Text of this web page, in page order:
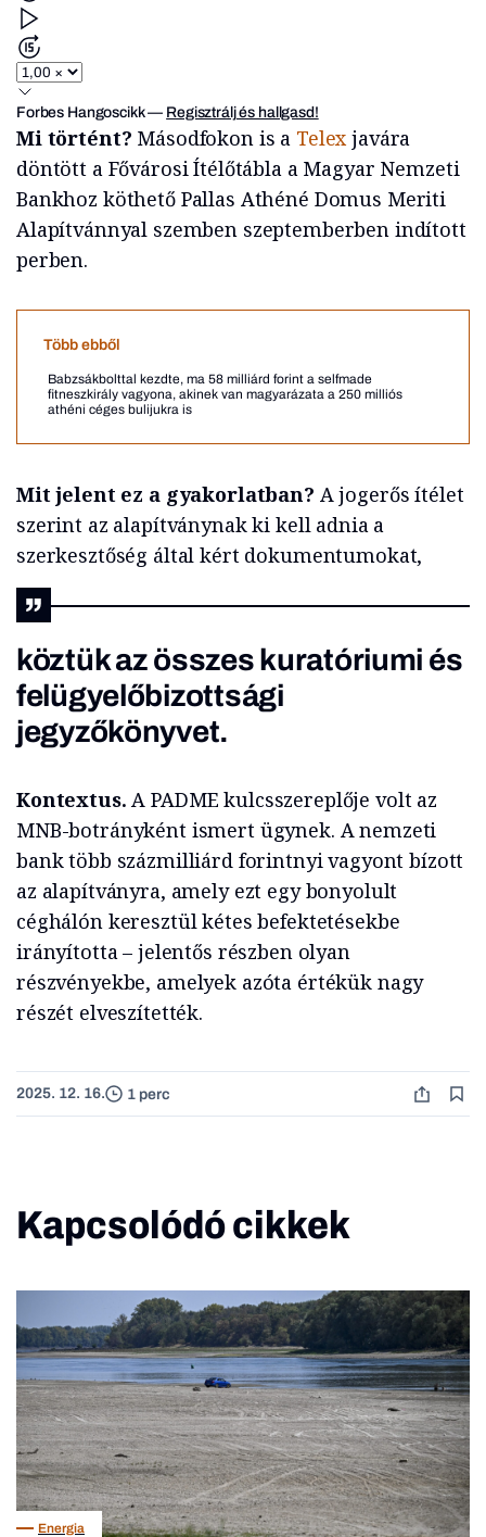
Forbes Hangoscikk— Regisztrálj és hallgasd!
Mi történt? Másodfokon is a Telexjavára
döntött a Fővárosi Ítélőtábla a Magyar Nemzeti
Bankhoz köthető Pallas Athéné Domus Meriti
Alapítvánnyal szemben szeptemberben indított
perben.
Több ebből
Babzsákbolttal kezdte, ma 58 milliárd forint a selfmade
fitneszkirály vagyona, akinek van magyarázata a 250 milliós
athéni céges bulijukra is
Mit jelent ez a gyakorlatban? A jogerős ítélet
szerint az alapítványnak ki kell adnia a
szerkesztőség által kért dokumentumokat,
köztük az összes kuratóriumi és
felügyelőbizottsági
jegyzőkönyvet.
Kontextus. A PADME kulcsszereplője volt az
MNB-botrányként ismert ügynek. A nemzeti
bank több százmilliárd forintnyi vagyont bízott
az alapítványra, amely ezt egy bonyolult
céghálón keresztül kétes befektetésekbe
irányította – jelentős részben olyan
részvényekbe, amelyek azóta értékük nagy
részét elveszítették.
2025. 12. 16. 1 perc
Kapcsolódó cikkek
Energia